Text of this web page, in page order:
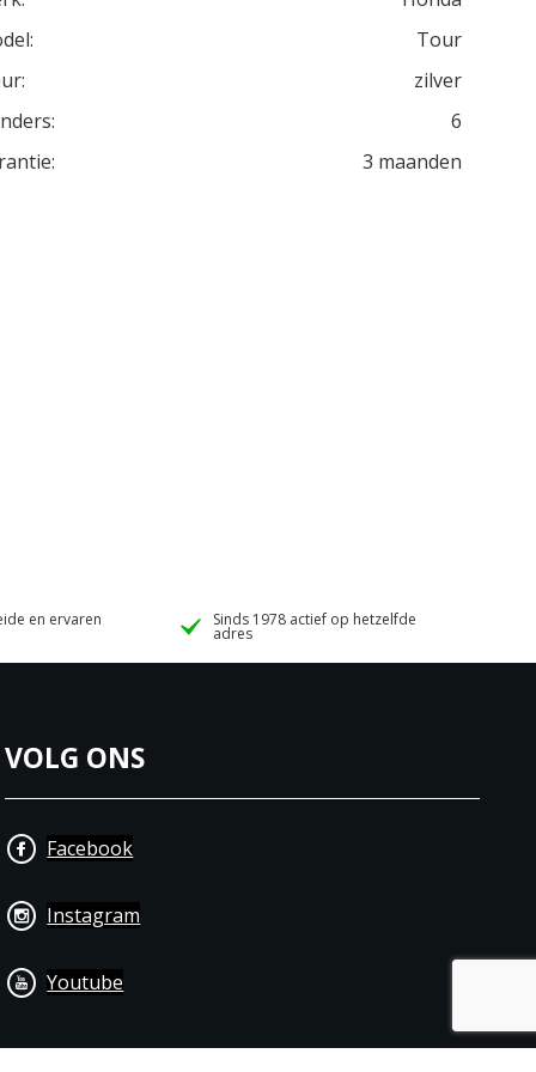
Tour
zilver
6
3 maanden
en ervaren Sinds 1978 actief op hetzelfde
adres
VOLG ONS
Facebook
Instagram
Youtube